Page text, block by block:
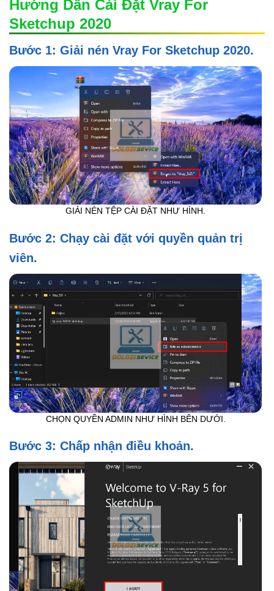
Hướng Dẫn Cài Đặt Vray For
Sketchup 2020
Bước 1: Giải nén Vray For Sketchup 2020.
GIẢI NÉN TỆP CÀI ĐẶT NHƯ HÌNH.
Bước 2: Chạy cài đặt với quyền quản trị
viên.
CHỌN QUYỀN ADMIN NHƯ HÌNH BÊN DƯỚI.
Bước 3: Chấp nhận điều khoản.